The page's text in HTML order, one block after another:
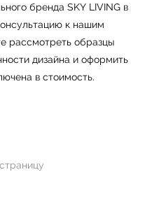
бренда SKY LIVING в
к нашим
рассмотреть образцы
дизайна и оформить
в стоимость.